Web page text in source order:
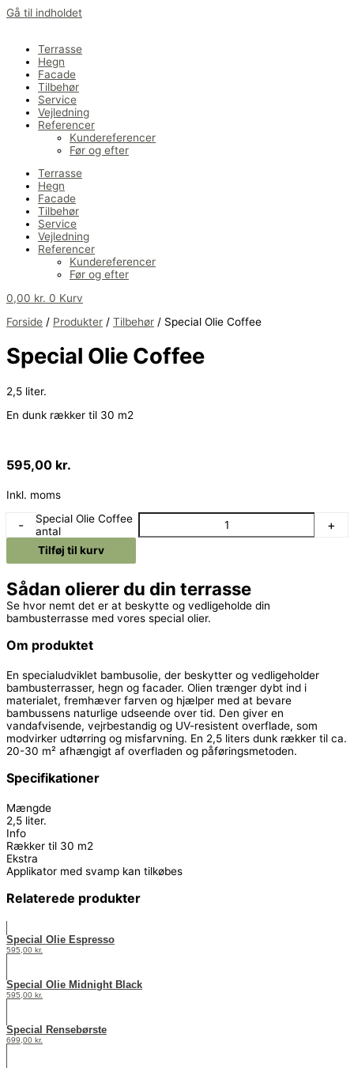
Gå til indholdet
Terrasse
Hegn
Facade
Tilbehør
Service
Vejledning
Referencer
Kundereferencer
Før og efter
Terrasse
Hegn
Facade
Tilbehør
Service
Vejledning
Referencer
Kundereferencer
Før og efter
0,00 kr. 0 Kurv
Forside / Produkter / Tilbehør / Special Olie Coffee
Special Olie Coffee
2,5 liter.
En dunk rækker til 30 m2
595,00 kr.
Inkl. moms
-
Special Olie Coffee
antal
+
Tilføj til kurv
Sådan olierer du din terrasse
Se hvor nemt det er at beskytte og vedligeholde din
bambusterrasse med vores special olier.
Om produktet
En specialudviklet bambusolie, der beskytter og vedligeholder
bambusterrasser, hegn og facader. Olien trænger dybt ind i
materialet, fremhæver farven og hjælper med at bevare
bambussens naturlige udseende over tid. Den giver en
vandafvisende, vejrbestandig og UV-resistent overflade, som
modvirker udtørring og misfarvning. En 2,5 liters dunk rækker til ca.
20-30 m² afhængigt af overfladen og påføringsmetoden.
Specifikationer
Mængde
2,5 liter.
Info
Rækker til 30 m2
Ekstra
Applikator med svamp kan tilkøbes
Relaterede produkter
Special Olie Espresso
595,00 kr.
Special Olie Midnight Black
595,00 kr.
Special Rensebørste
699,00 kr.